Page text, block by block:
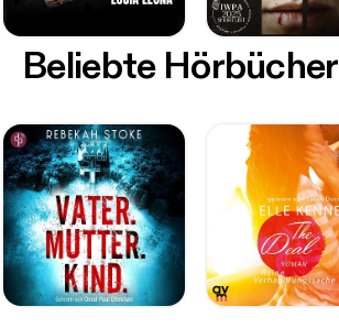
Beliebte Hörbücher